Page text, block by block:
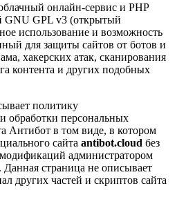
онлайн-сервис и PHP
GNU GPL v3 (открытый
использование и возможность
для защиты сайтов от ботов и
хакерских атак, сканирования
контента и других подобных
политику
обработки персональных
Антибот в том виде, в котором
сайта antibot.cloud без
администратором
. Данная страница не описывает
других частей и скриптов сайта